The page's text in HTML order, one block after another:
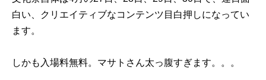
白い、クリエイティブなコンテンツ目白押しになってい
ます。
しかも入場料無料。マサトさん太っ腹すぎます。。。